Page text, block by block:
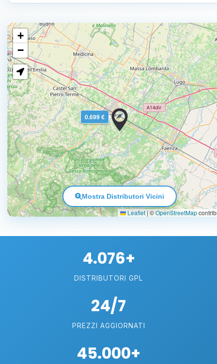
0.699 €
+
−
Leaflet |©OpenStreetMap
Mostra Distributori Vicini
4.076+
DISTRIBUTORI GPL
24/7
PREZZI AGGIORNATI
45.000+